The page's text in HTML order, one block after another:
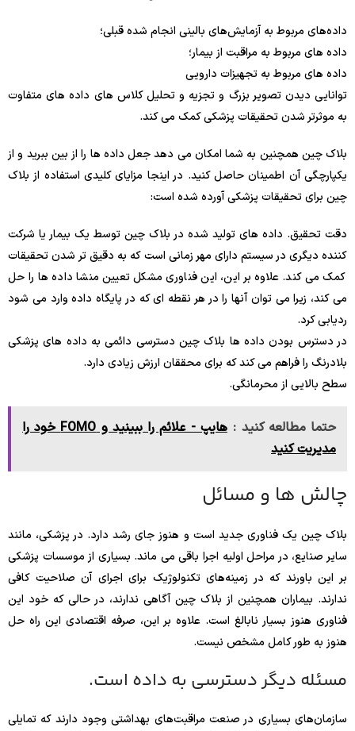
داده‌های مربوط به آزمایش‌های بالینی انجام شده قبلی؛
داده های مربوط به مراقبت از بیمار؛
داده های مربوط به تجهیزات دارویی
توانایی دیدن تصویر بزرگ و تجزیه و تحلیل کلاس های داده های متفاوت
به موثرتر شدن تحقیقات پزشکی کمک می کند.
بلاک چین همچنین به شما امکان می دهد جعل داده ها را از بین ببرید و از
یکپارچگی آن اطمینان حاصل کنید. در اینجا مزایای کلیدی استفاده از بلاک
چین برای تحقیقات پزشکی آورده شده است:
دقت تحقیق. داده های تولید شده در بلاک چین توسط یک بیمار یا شرکت
کننده دیگری در سیستم دارای مهر زمانی است که به دقیق تر شدن تحقیقات
کمک می کند. علاوه بر این، این فناوری مشکل تعیین منشا داده ها را حل
می کند، زیرا می توان آنها را در هر نقطه ای که در پایگاه داده وارد می شود
ردیابی کرد.
در دسترس بودن داده ها بلاک چین دسترسی دائمی به داده های پزشکی
بلادرنگ را فراهم می کند که برای محققان ارزش زیادی دارد.
سطح بالایی از محرمانگی.
حتما مطالعه کنید :
هایپ - علائم را ببینید و FOMO خود را
مدیریت کنید
چالش ها و مسائل
بلاک چین یک فناوری جدید است و هنوز جای رشد دارد. در پزشکی، مانند
سایر صنایع، در مراحل اولیه اجرا باقی می ماند. بسیاری از موسسات پزشکی
بر این باورند که در زمینه‌های تکنولوژیک برای اجرای آن صلاحیت کافی
ندارند. بیماران همچنین از بلاک چین آگاهی ندارند، در حالی که خود این
فناوری هنوز بسیار نابالغ است. علاوه بر این، صرفه اقتصادی این راه حل
هنوز به طور کامل مشخص نیست.
مسئله دیگر دسترسی به داده است.
سازمان‌های بسیاری در صنعت مراقبت‌های بهداشتی وجود دارند که تمایلی